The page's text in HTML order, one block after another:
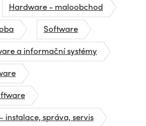
Hardware - maloobchod
Software
a informační systémy
instalace, správa, servis